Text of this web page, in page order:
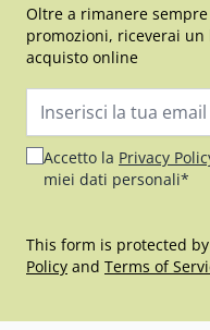
Oltre a rimanere
promozioni, riceverai
acquisto online
Accetto la Privacy
miei dati personali*
This form is protected by
Policy and Terms of